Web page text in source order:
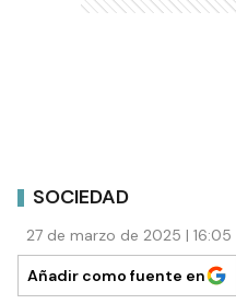
SOCIEDAD
27 de marzo de 2025 |
Añadir como fuente en